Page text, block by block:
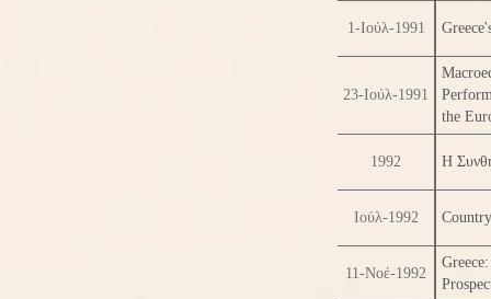
1-Ιούλ-1991
23-Ιούλ-1991
the
1992 Η
Ιούλ-1992
11-Νοέ-1992